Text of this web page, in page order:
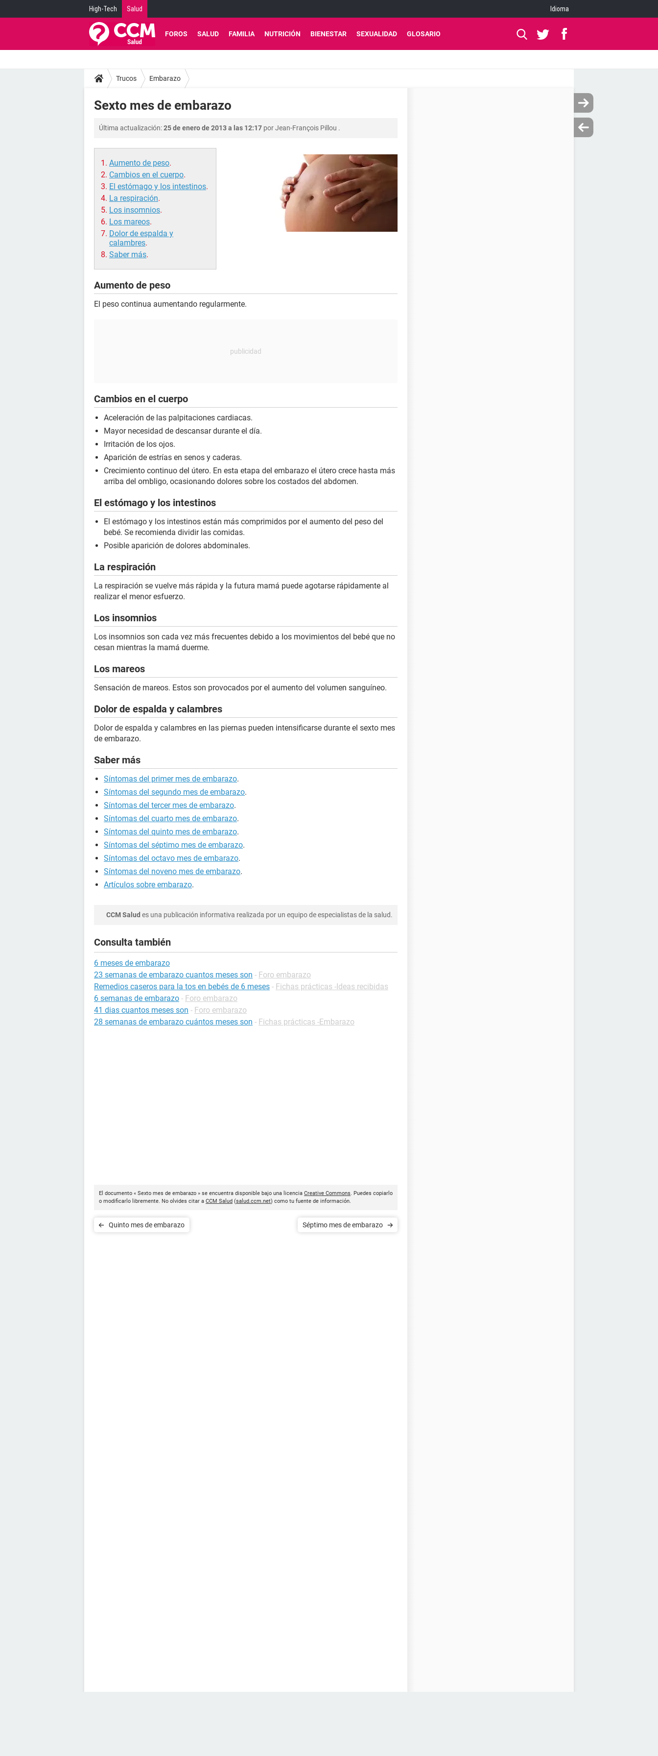
High-Tech Salud Idioma
FOROS SALUD FAMILIA NUTRICIÓN BIENESTAR SEXUALIDAD GLOSARIO
Trucos Embarazo
Sexto mes de embarazo
Última actualización:25 de enero de 2013 a las 12:17 porJean-François Pillou .
Aumento de peso.
Cambios en el cuerpo.
El estómago y los intestinos.
La respiración.
Los insomnios.
Los mareos.
Dolor de espalda y
calambres.
Saber más.
Aumento de peso
El peso continua aumentando regularmente.
Cambios en el cuerpo
Aceleración de las palpitaciones cardiacas.
Mayor necesidad de descansar durante el día.
Irritación de los ojos.
Aparición de estrías en senos y caderas.
Crecimiento continuo del útero. En esta etapa del embarazo el útero crece hasta más
arriba del ombligo, ocasionando dolores sobre los costados del abdomen.
El estómago y los intestinos
El estómago y los intestinos están más comprimidos por el aumento del peso del
bebé. Se recomienda dividir las comidas.
Posible aparición de dolores abdominales.
La respiración
La respiración se vuelve más rápida y la futura mamá puede agotarse rápidamente al
realizar el menor esfuerzo.
Los insomnios
Los insomnios son cada vez más frecuentes debido a los movimientos del bebé que no
cesan mientras la mamá duerme.
Los mareos
Sensación de mareos. Estos son provocados por el aumento del volumen sanguíneo.
Dolor de espalda y calambres
Dolor de espalda y calambres en las piernas pueden intensificarse durante el sexto mes
de embarazo.
Saber más
Síntomas del primer mes de embarazo.
Síntomas del segundo mes de embarazo.
Síntomas del tercer mes de embarazo.
Síntomas del cuarto mes de embarazo.
Síntomas del quinto mes de embarazo.
Síntomas del séptimo mes de embarazo.
Síntomas del octavo mes de embarazo.
Síntomas del noveno mes de embarazo.
Artículos sobre embarazo.
CCM Salud es una publicación informativa realizada por un equipo de especialistas de la salud.
Consulta también
6 meses de embarazo
23 semanas de embarazo cuantos meses son - Foro embarazo
Remedios caseros para la tos en bebés de 6 meses - Fichas prácticas -Ideas recibidas
6 semanas de embarazo - Foro embarazo
41 dias cuantos meses son - Foro embarazo
28 semanas de embarazo cuántos meses son - Fichas prácticas -Embarazo
El documento « Sexto mes de embarazo » se encuentra disponible bajo una licencia Creative Commons. Puedes copiarlo
o modificarlo libremente. No olvides citar a CCM Salud (salud.ccm.net) como tu fuente de información.
Quinto mes de embarazo Séptimo mes de embarazo